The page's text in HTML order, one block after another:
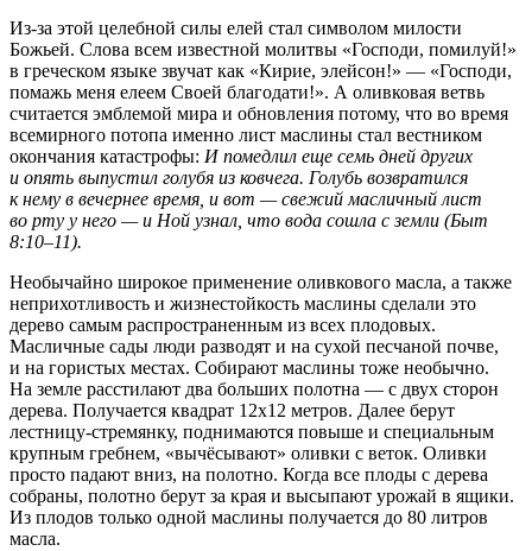
Из-за этой целебной силы елей стал символом милости
Божьей. Слова всем известной молитвы «Господи, помилуй!»
в греческом языке звучат как «Кирие, элейсон!» — «Господи,
помажь меня елеем Своей благодати!». А оливковая ветвь
считается эмблемой мира и обновления потому, что во время
всемирного потопа именно лист маслины стал вестником
окончания катастрофы: И помедлил еще семь дней других
и опять выпустил голубя из ковчега. Голубь возвратился
к нему в вечернее время, и вот — свежий масличный лист
во рту у него — и Ной узнал, что вода сошла с земли (Быт
8:10–11).
Необычайно широкое применение оливкового масла, а также
неприхотливость и жизнестойкость маслины сделали это
дерево самым распространенным из всех плодовых.
Масличные сады люди разводят и на сухой песчаной почве,
и на гористых местах. Собирают маслины тоже необычно.
На земле расстилают два больших полотна — с двух сторон
дерева. Получается квадрат 12х12 метров. Далее берут
лестницу-стремянку, поднимаются повыше и специальным
крупным гребнем, «вычёсывают» оливки с веток. Оливки
просто падают вниз, на полотно. Когда все плоды с дерева
собраны, полотно берут за края и высыпают урожай в ящики.
Из плодов только одной маслины получается до 80 литров
масла.